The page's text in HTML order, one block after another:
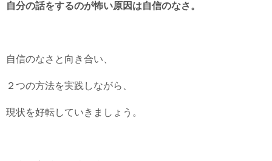
自分の話をするのが怖い原因は自信のなさ。
自信のなさと向き合い、
２つの方法を実践しながら、
現状を好転していきましょう。